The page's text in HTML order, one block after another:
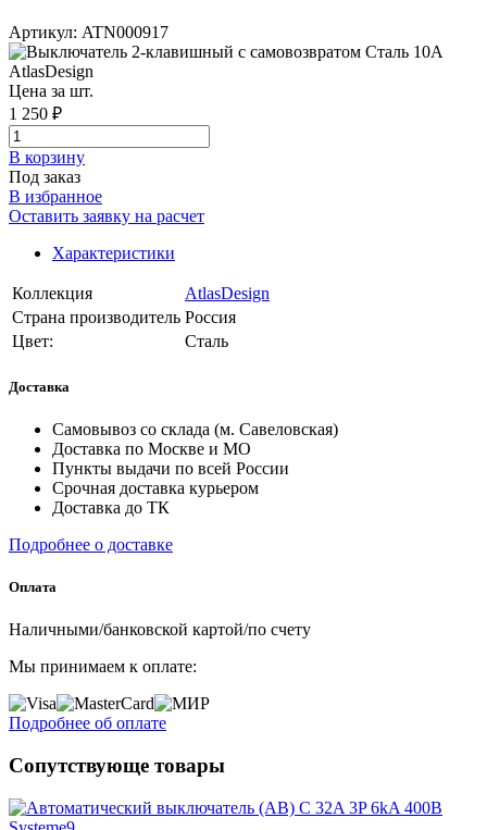
Артикул: ATN000917
Цена за шт.
1 250 ₽
В корзинy
Под заказ
В избранное
Оставить заявку на расчет
Характеристики
Коллекция
AtlasDesign
Страна производитель Россия
Цвет:
Сталь
Доставка
Самовывоз со склада (м. Савеловская)
Доставка по Москве и МО
Пункты выдачи по всей России
Срочная доставка курьером
Доставка до ТК
Подробнее о доставке
Оплата
Наличными/банковской картой/по счету
Мы принимаем к оплате:
Подробнее об оплате
Сопутствующе товары